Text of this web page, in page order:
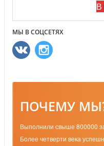
В
МЫ В СОЦСЕТЯХ
ПОЧЕМУ
Выполнили свыше 800000
Более четверти века